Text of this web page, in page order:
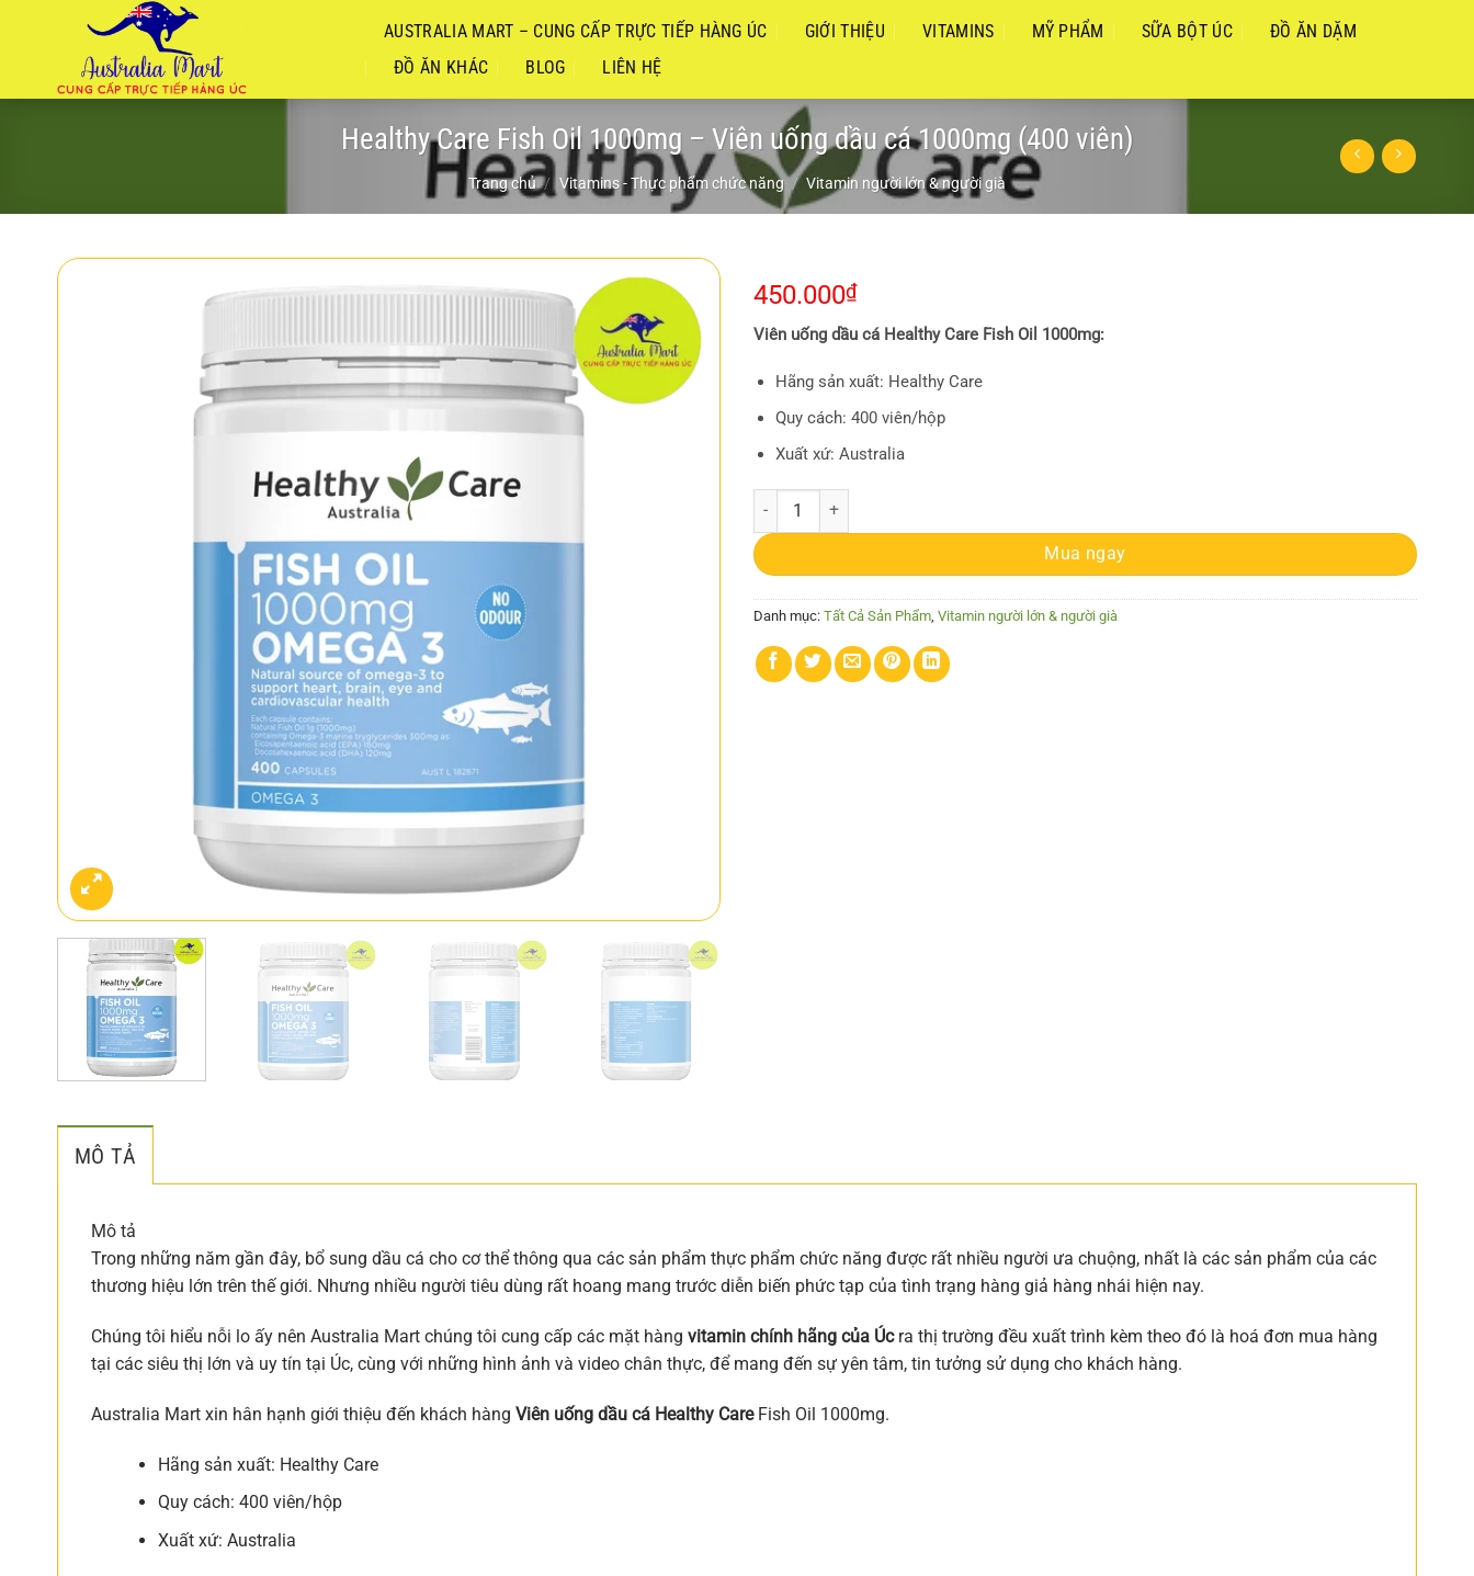
dung
AUSTRALIA MART – CUNG CẤP TRỰC TIẾP HÀNG ÚC GIỚI THIỆU VITAMINS MỸ PHẨM SỮA BỘT ÚC
ĐỒ ĂN DẶM
ĐỒ ĂN KHÁC
BLOG LIÊN HỆ
Healthy Care Fish Oil 1000mg – Viên uống dầu cá 1000mg (400 viên)
Trang chủ / Vitamins - Thực phẩm chức năng / Vitamin người lớn & người già
450.000₫
Viên uống dầu cá Healthy Care Fish Oil 1000mg:
Hãng sản xuất: Healthy Care
Quy cách: 400 viên/hộp
Xuất xứ: Australia
Healthy Care Fish Oil 1000mg - Viên uống dầu cá 1000mg (400 viên) số lượng
Mua ngay
Danh mục: Tất Cả Sản Phẩm Vitamin người lớn & người già
MÔ TẢ
Mô tả
Trong những năm gần đây, bổ sung dầu cá cho cơ thể thông qua các sản phẩm thực phẩm chức năng được rất nhiều người ưa chuộng, nhất là các sản phẩm của các
thương hiệu lớn trên thế giới. Nhưng nhiều người tiêu dùng rất hoang mang trước diễn biến phức tạp của tình trạng hàng giả hàng nhái hiện nay.
Chúng tôi hiểu nỗi lo ấy nên Australia Mart chúng tôi cung cấp các mặt hàng vitamin chính hãng của Úcra thị trường đều xuất trình kèm theo đó là hoá đơn mua hàng
tại các siêu thị lớn và uy tín tại Úc, cùng với những hình ảnh và video chân thực, để mang đến sự yên tâm, tin tưởng sử dụng cho khách hàng.
Australia Mart xin hân hạnh giới thiệu đến khách hàng Viên uống dầu cá Healthy CareFish Oil 1000mg.
Hãng sản xuất: Healthy Care
Quy cách: 400 viên/hộp
Xuất xứ: Australia